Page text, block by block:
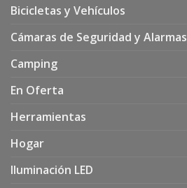
Bicicletas y Vehículos
Cámaras de Seguridad y Alarmas
Camping
En Oferta
Herramientas
Hogar
Iluminación LED